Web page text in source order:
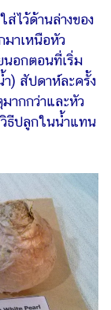
ส่ไว้ด้านล่างของ
าเหนือหัว
นอกตอนที่เริ่ม
) สัปดาห์ละครั้ง
ากกว่าและหัว
ธีปลูกในน้ำแทน